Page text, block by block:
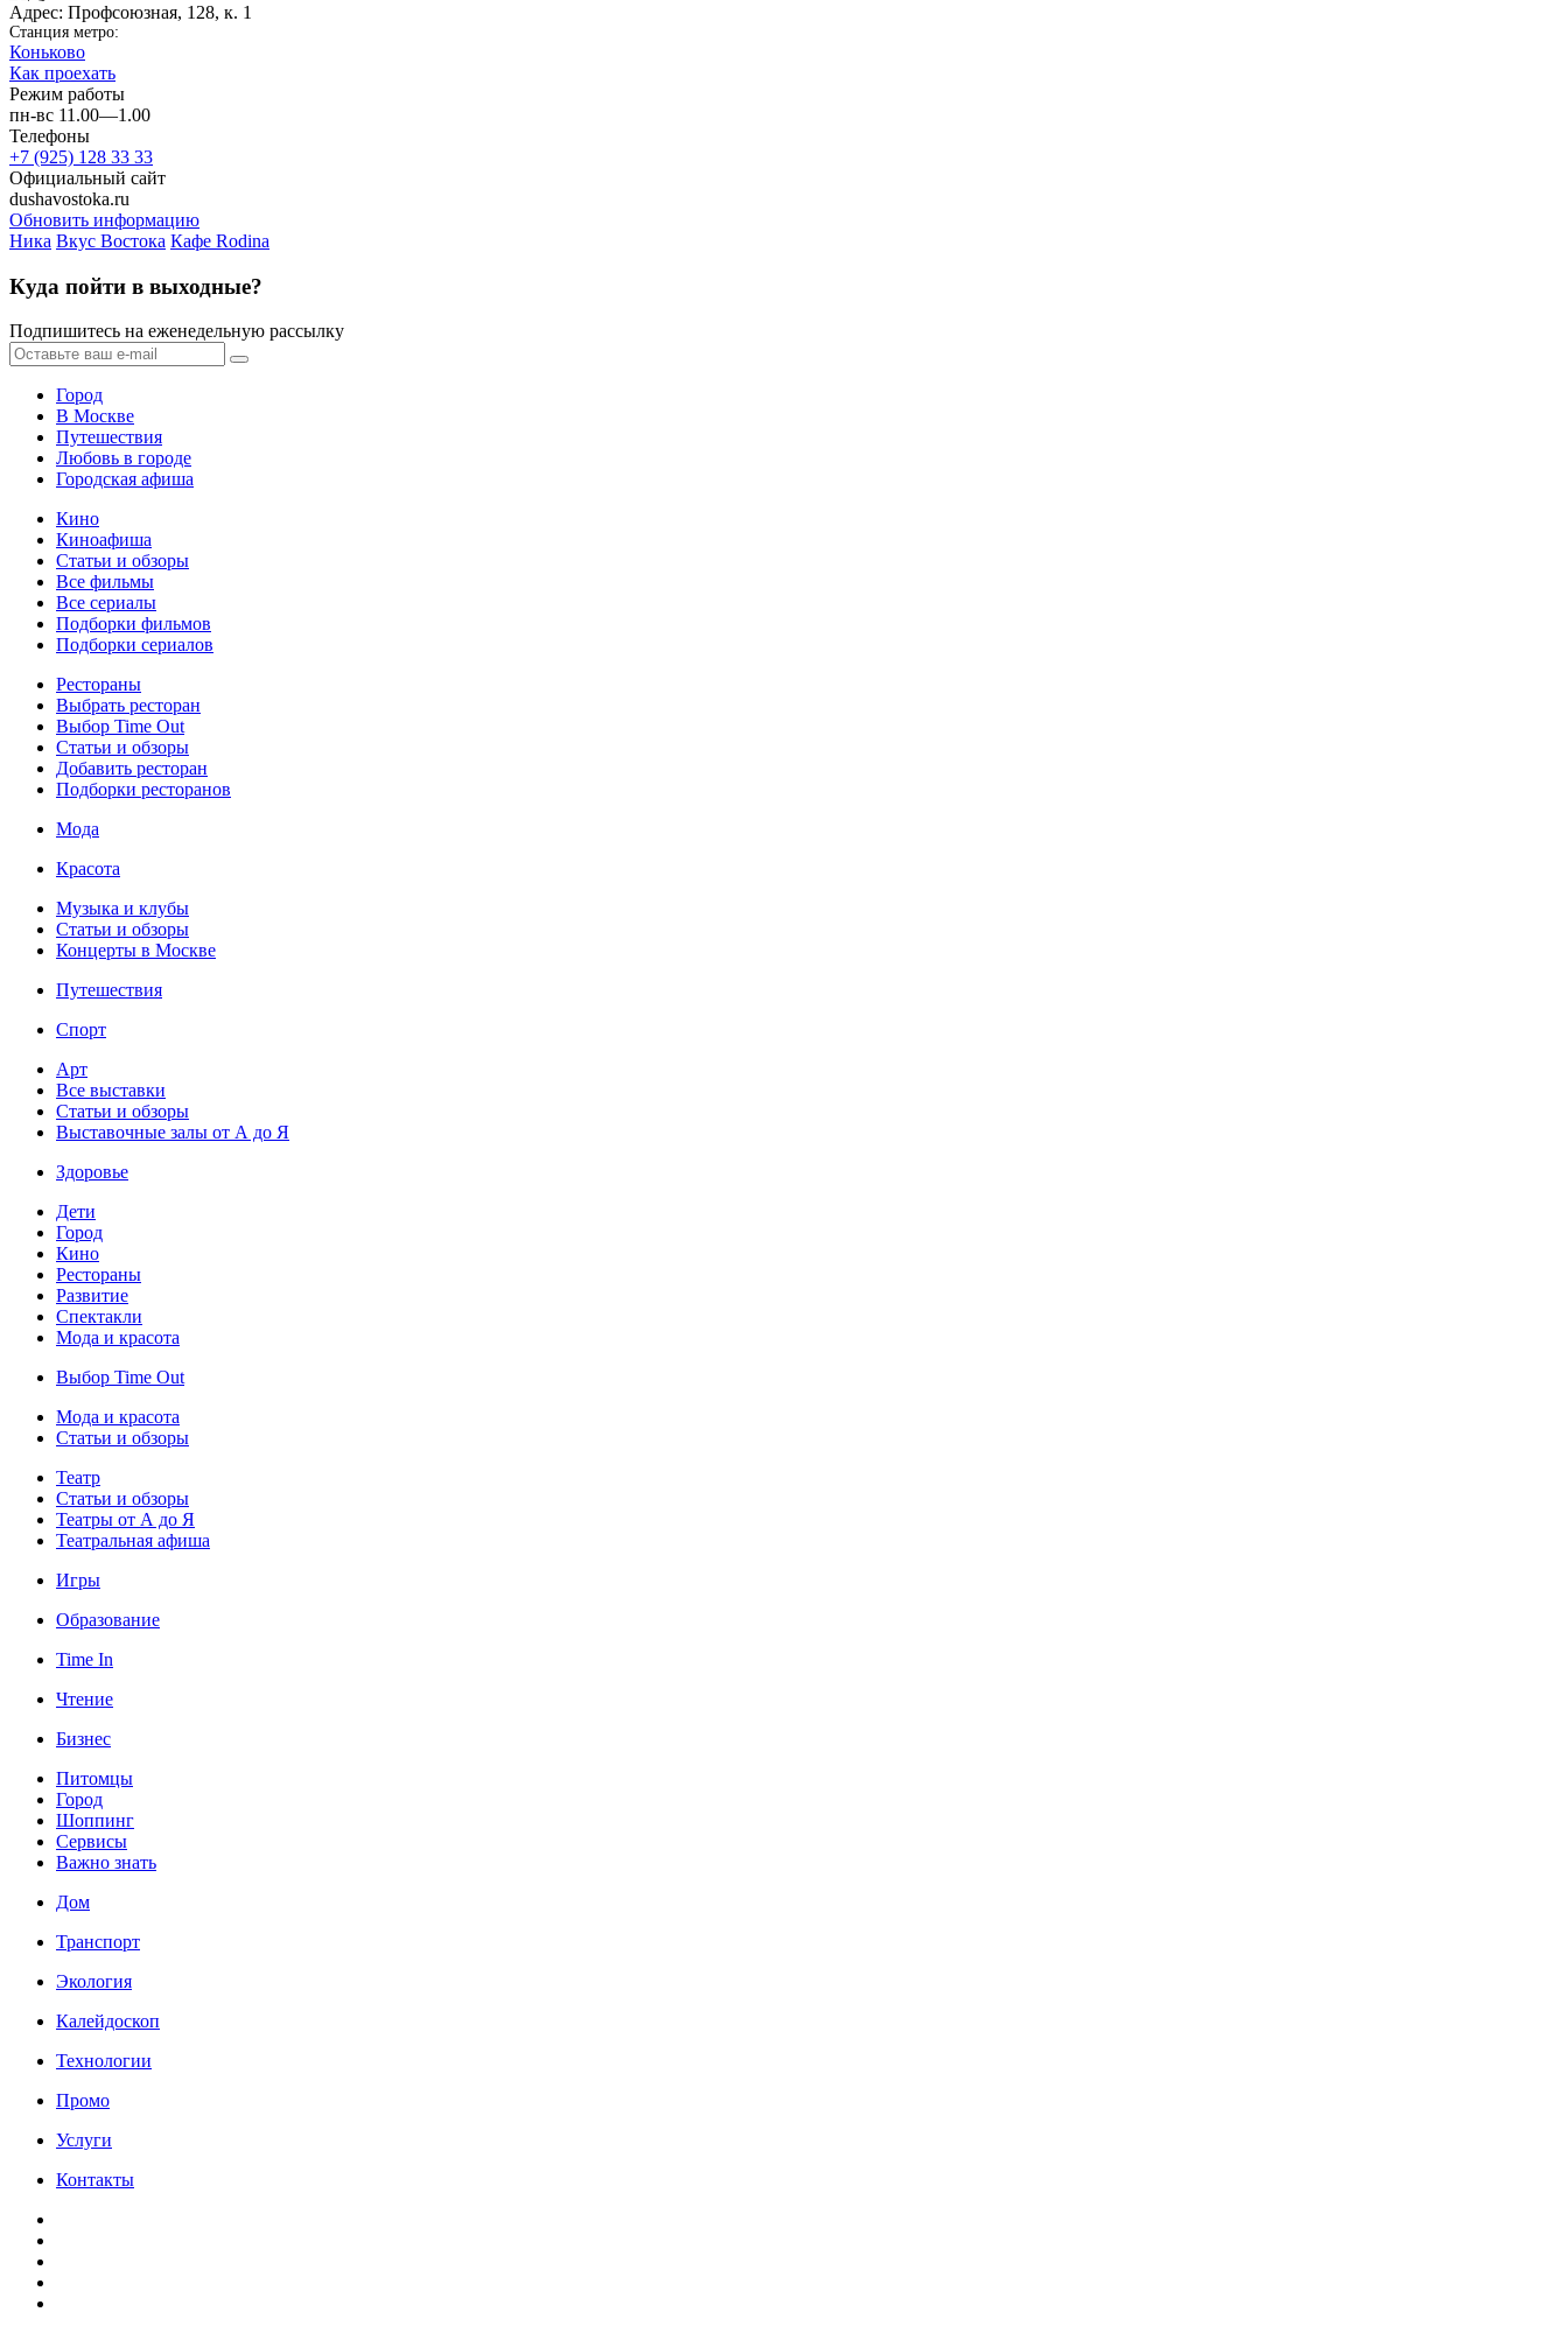
Адрес: Профсоюзная, 128, к. 1
Станция метро:
Коньково
Как проехать
Режим работы
пн-вс 11.00—1.00
Телефоны
+7 (925) 128 33 33
Официальный сайт
dushavostoka.ru
Обновить информацию
Ника Вкус Востока Кафе Rodina
Куда пойти в выходные?
Подпишитесь на еженедельную рассылку
Город
В Москве
Путешествия
Любовь в городе
Городская афиша
Кино
Киноафиша
Статьи и обзоры
Все фильмы
Все сериалы
Подборки фильмов
Подборки сериалов
Рестораны
Выбрать ресторан
Выбор Time Out
Статьи и обзоры
Добавить ресторан
Подборки ресторанов
Мода
Красота
Музыка и клубы
Статьи и обзоры
Концерты в Москве
Путешествия
Спорт
Арт
Все выставки
Статьи и обзоры
Выставочные залы от А до Я
Здоровье
Дети
Город
Кино
Рестораны
Развитие
Спектакли
Мода и красота
Выбор Time Out
Мода и красота
Статьи и обзоры
Театр
Статьи и обзоры
Театры от А до Я
Театральная афиша
Игры
Образование
Time In
Чтение
Бизнес
Питомцы
Город
Шоппинг
Сервисы
Важно знать
Дом
Транспорт
Экология
Калейдоскоп
Технологии
Промо
Услуги
Контакты